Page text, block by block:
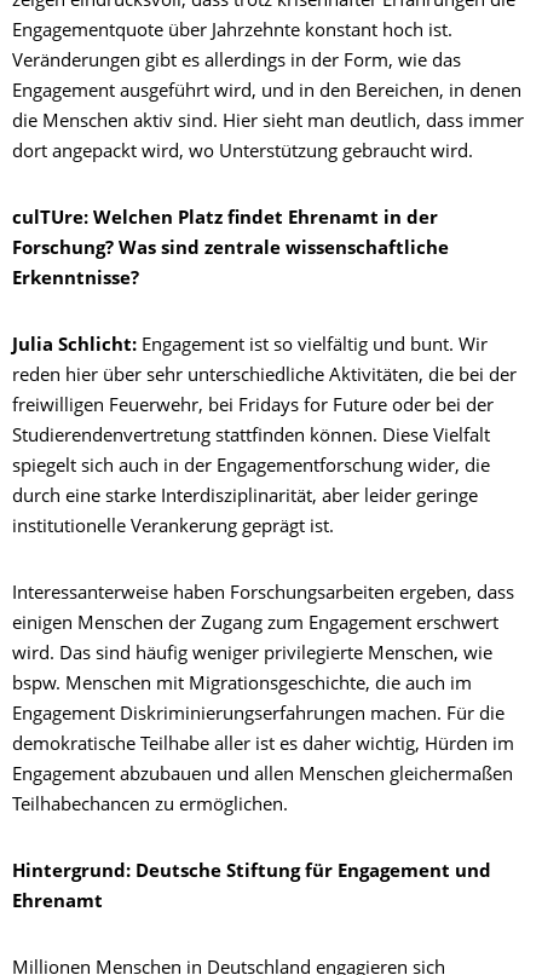
Engagementquote über Jahrzehnte konstant hoch ist.
Veränderungen gibt es allerdings in der Form, wie das
Engagement ausgeführt wird, und in den Bereichen, in denen
die Menschen aktiv sind. Hier sieht man deutlich, dass immer
dort angepackt wird, wo Unterstützung gebraucht wird.
culTUre: Welchen Platz findet Ehrenamt in der
Forschung? Was sind zentrale wissenschaftliche
Erkenntnisse?
Julia Schlicht: Engagement ist so vielfältig und bunt. Wir
reden hier über sehr unterschiedliche Aktivitäten, die bei der
freiwilligen Feuerwehr, bei Fridays for Future oder bei der
Studierendenvertretung stattfinden können. Diese Vielfalt
spiegelt sich auch in der Engagementforschung wider, die
durch eine starke Interdisziplinarität, aber leider geringe
institutionelle Verankerung geprägt ist.
Interessanterweise haben Forschungsarbeiten ergeben, dass
einigen Menschen der Zugang zum Engagement erschwert
wird. Das sind häufig weniger privilegierte Menschen, wie
bspw. Menschen mit Migrationsgeschichte, die auch im
Engagement Diskriminierungserfahrungen machen. Für die
demokratische Teilhabe aller ist es daher wichtig, Hürden im
Engagement abzubauen und allen Menschen gleichermaßen
Teilhabechancen zu ermöglichen.
Hintergrund: Deutsche Stiftung für Engagement und
Ehrenamt
Millionen Menschen in Deutschland engagieren sich